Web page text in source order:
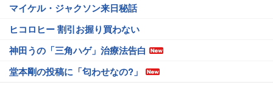
マイケル・ジャクソン来日秘話
ヒコロヒー 割引お握り買わない
神田うの「三角ハゲ」治療法告白
堂本剛の投稿に「匂わせなの?」